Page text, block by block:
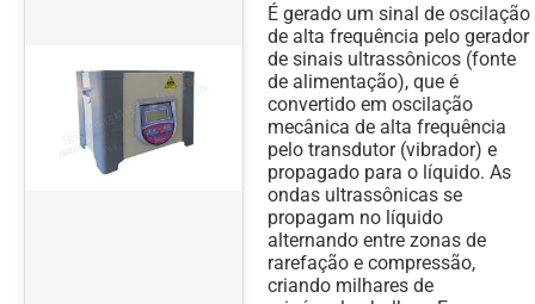
É gerado um sinal de oscilação
de alta frequência pelo gerador
de sinais ultrassônicos (fonte
de alimentação), que é
convertido em oscilação
mecânica de alta frequência
pelo transdutor (vibrador) e
propagado para o líquido. As
ondas ultrassônicas se
propagam no líquido
alternando entre zonas de
rarefação e compressão,
criando milhares de